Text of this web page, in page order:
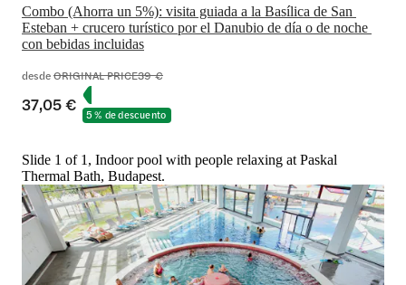
Combo (Ahorra un 5%): visita guiada a la Basílica de San
Esteban + crucero turístico por el Danubio de día o de noche
con bebidas incluidas
desdeORIGINAL PRICE39 €
37,05 € 5 % de descuento
Slide 1 of 1, Indoor pool with people relaxing at Paskal
Thermal Bath, Budapest.